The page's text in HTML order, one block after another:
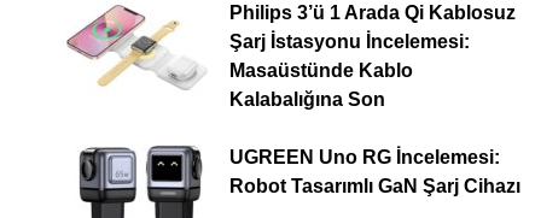
Philips 3’ü 1 Arada Qi Kablosuz
Şarj İstasyonu İncelemesi:
Masaüstünde Kablo
Kalabalığına Son
UGREEN Uno RG İncelemesi:
Robot Tasarımlı GaN Şarj Cihazı